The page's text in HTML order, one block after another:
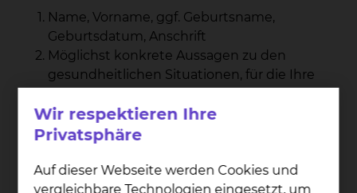
Name, Vorname, ggf. Geburtsname,
Geburtsdatum, Anschrift
Möglichst konkrete Aussagen zu den
gesundheitlichen Situationen, für die Ihre
Aussagen zu ärztlichen
Behandlungsmaßnahmen, die Sie wünschen
Möglichst Benennung eines
Bevollmächtigten für medizinische
Wir respektieren Ihre
Privatsphäre
Auf dieser Webseite werden Cookies und
vergleichbare Technologien eingesetzt, um